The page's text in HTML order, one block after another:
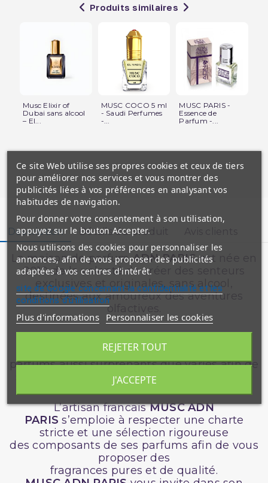
Produits similaires
Musc Elixir of
Dubai sans alcool
– El...
MUSC COCO 5 ml
- Saudi Perfumes
-...
MUSC PARIS -
Essence de
Parfum -...
Description Détails du produit
La maison de parfumADN PARISest née en
2010 de la volonté de créer des senteurs
exclusives et originales, sans alcool,
destinées aux amoureux des aventures
olfactives.
modernité en proposant un éventail de
parfums aussi surprenants que variés afin de
satisfaire l’ensemble sa clientèle mondiale.
L’artisan francaisMUSC ADN
PARIS s’emploie à respecter une charte
stricte et une sélection rigoureuse
des composants de ses parfums afin de vous
proposer des
fragrances pures et de qualité.
Ce site Web utilise ses propres cookies et ceux de tiers
pour améliorer nos services et vous montrer des
publicités liées à vos préférences en analysant vos
habitudes de navigation.
Pour donner votre consentement à son utilisation,
appuyez sur le bouton Accepter.
Nous utilisons des cookies pour personnaliser les
annonces, afin de vous proposer des publicités
adaptées à vos centres d'intérêt.
site de Google concernant la confidentialité et les
conditions d'utilisation
Plus d'informations Personnaliser les cookies
REJETER TOUT
J'ACCEPTE